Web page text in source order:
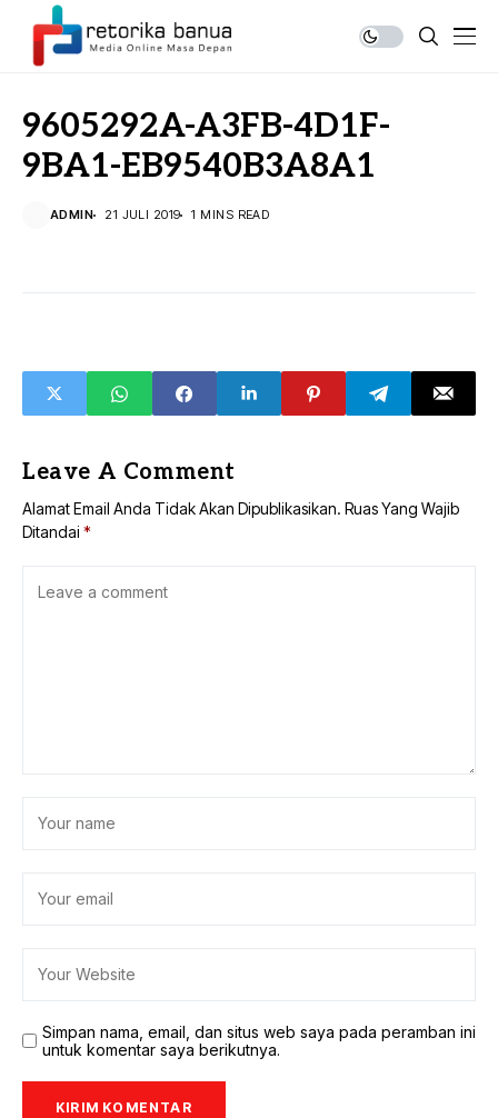
9605292A-A3FB-4D1F-
9BA1-EB9540B3A8A1
ADMIN 21 JULI 2019 1 MINS READ
Leave A Comment
Alamat Email Anda Tidak Akan Dipublikasikan. Ruas Yang Wajib
Ditandai *
Simpan nama, email, dan situs web saya pada peramban ini
untuk komentar saya berikutnya.